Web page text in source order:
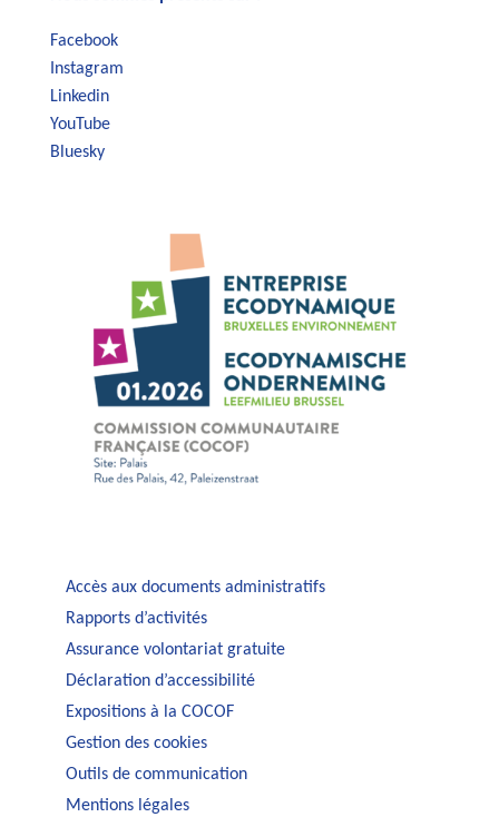
Facebook
Instagram
Linkedin
YouTube
Bluesky
Accès aux documents administratifs
Rapports d’activités
Assurance volontariat gratuite
Déclaration d’accessibilité
Expositions à la COCOF
Gestion des cookies
Outils de communication
Mentions légales